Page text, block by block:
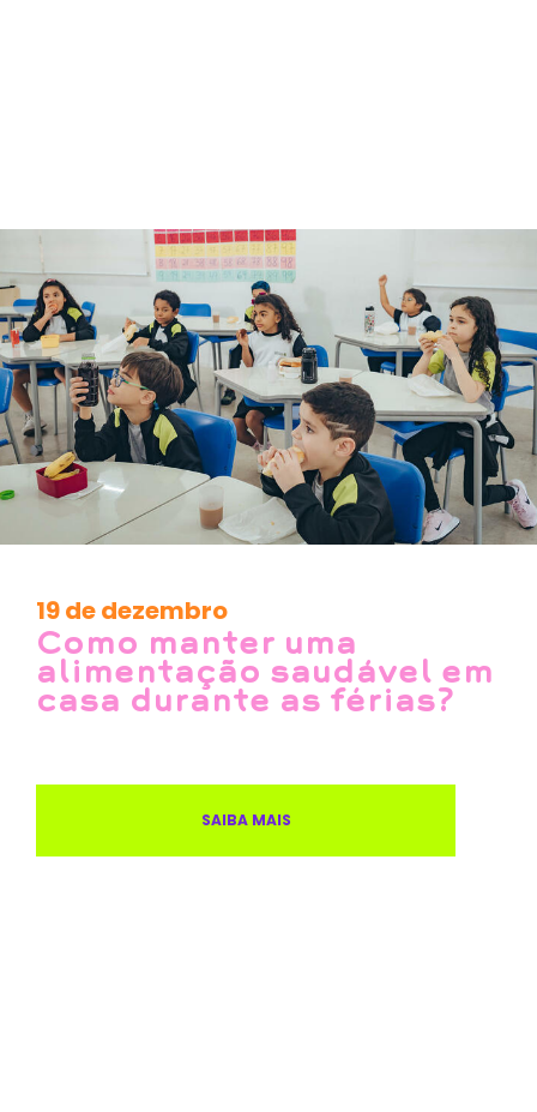
19 de dezembro
Como manter uma
alimentação saudável em
casa durante as férias?
SAIBA MAIS